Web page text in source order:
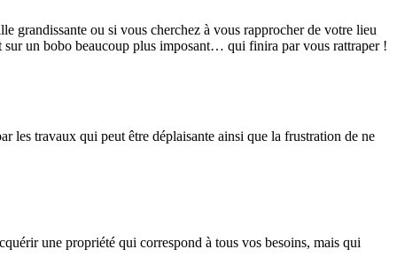
grandissante ou si vous cherchez à vous rapprocher de votre lieu
sur un bobo beaucoup plus imposant… qui finira par vous rattraper !
les travaux qui peut être déplaisante ainsi que la frustration de ne
une propriété qui correspond à tous vos besoins, mais qui